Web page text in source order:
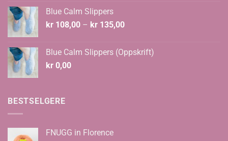
Blue Calm Slippers
kr 108,00 – kr 135,00Prisområde:
kr 135,00
Blue Calm Slippers (Oppskrift)
kr 0,00
BESTSELGERE
FNUGG in Florence